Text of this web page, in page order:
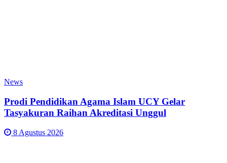
News
Prodi Pendidikan Agama Islam UCY Gelar
Tasyakuran Raihan Akreditasi Unggul
8 Agustus 2026